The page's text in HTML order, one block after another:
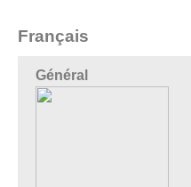
Français
Général